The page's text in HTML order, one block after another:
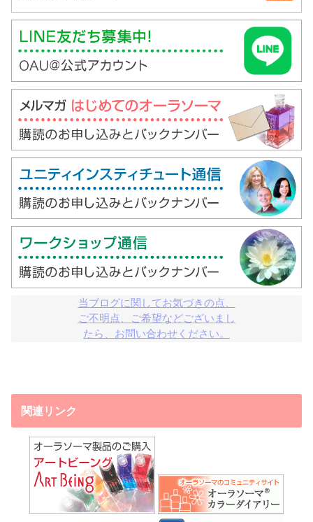
当ブログに関してお気づきの点、
ご不明点、ご希望などございまし
たら、お問い合わせください。
関連リンク